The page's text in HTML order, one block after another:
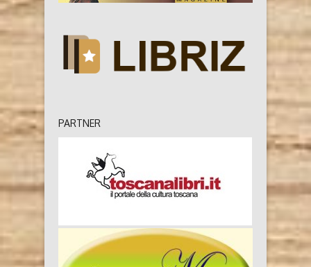
PARTNER